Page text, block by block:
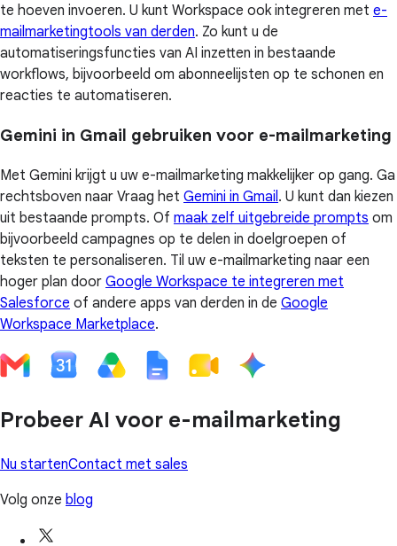
te hoeven invoeren. U kunt Workspace ook integreren met e-
mailmarketingtools van derden. Zo kunt u de
automatiseringsfuncties van AI inzetten in bestaande
workflows, bijvoorbeeld om abonneelijsten op te schonen en
reacties te automatiseren.
Gemini in Gmail gebruiken voor e-mailmarketing
Met Gemini krijgt u uw e-mailmarketing makkelijker op gang. Ga
rechtsboven naar Vraag het Gemini in Gmail . U kunt dan kiezen
uit bestaande prompts. Of maak zelf uitgebreide prompts om
bijvoorbeeld campagnes op te delen in doelgroepen of
teksten te personaliseren. Til uw e-mailmarketing naar een
hoger plan door Google Workspace te integreren met
Salesforce of andere apps van derden in de Google
Workspace Marketplace.
Probeer AI voor e-mailmarketing
Nu startenContact met sales
Volg onze blog